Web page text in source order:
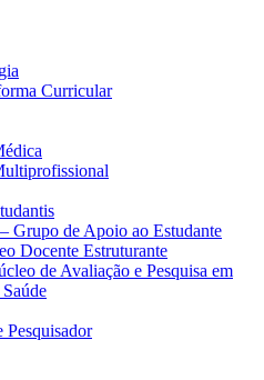
Curricular
Grupo de Apoio ao Estudante
Docente Estruturante
de Avaliação e Pesquisa em
Pesquisador